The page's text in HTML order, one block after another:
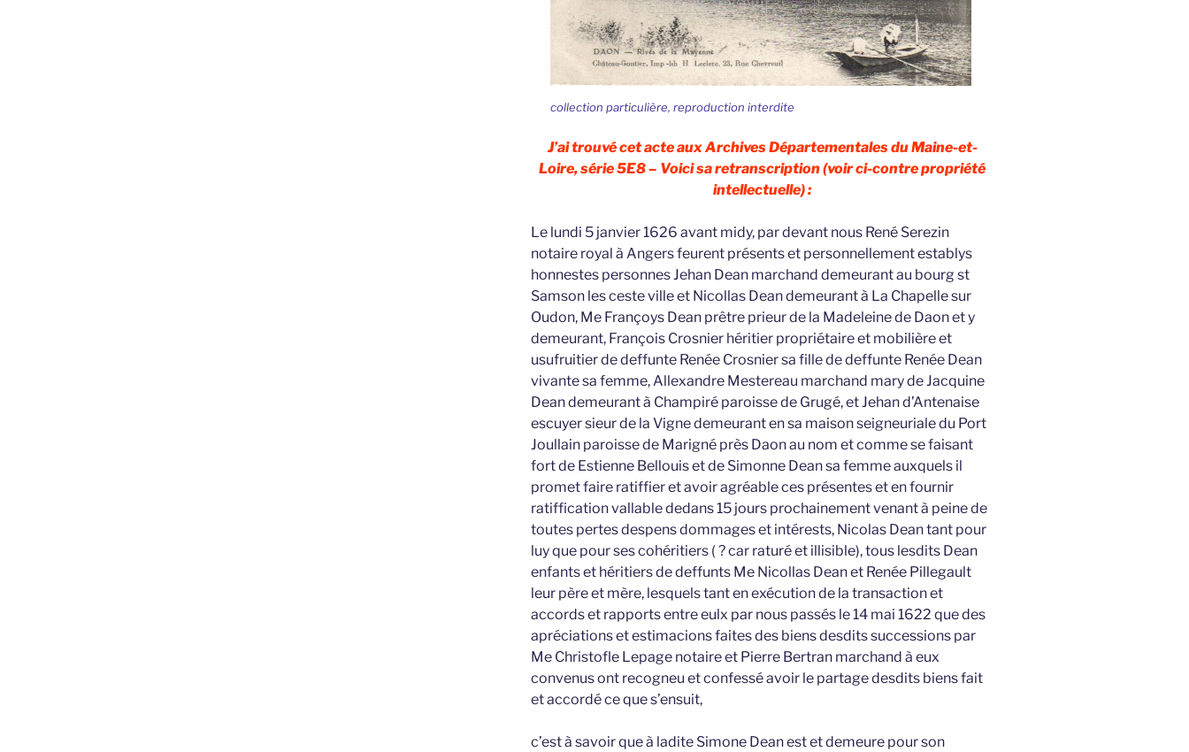
collection particulière, reproduction interdite
J’ai trouvé cet acte aux Archives Départementales du Maine-et-
Loire, série 5E8 – Voici sa retranscription (voir ci-contre propriété
intellectuelle) :
Le lundi 5 janvier 1626 avant midy, par devant nous René Serezin
notaire royal à Angers feurent présents et personnellement establys
honnestes personnes Jehan Dean marchand demeurant au bourg st
Samson les ceste ville et Nicollas Dean demeurant à La Chapelle sur
Oudon, Me Françoys Dean prêtre prieur de la Madeleine de Daon et y
demeurant, François Crosnier héritier propriétaire et mobilière et
usufruitier de deffunte Renée Crosnier sa fille de deffunte Renée Dean
vivante sa femme, Allexandre Mestereau marchand mary de Jacquine
Dean demeurant à Champiré paroisse de Grugé, et Jehan d’Antenaise
escuyer sieur de la Vigne demeurant en sa maison seigneuriale du Port
Joullain paroisse de Marigné près Daon au nom et comme se faisant
fort de Estienne Bellouis et de Simonne Dean sa femme auxquels il
promet faire ratiffier et avoir agréable ces présentes et en fournir
ratiffication vallable dedans 15 jours prochainement venant à peine de
toutes pertes despens dommages et intérests, Nicolas Dean tant pour
luy que pour ses cohéritiers ( ? car raturé et illisible), tous lesdits Dean
enfants et héritiers de deffunts Me Nicollas Dean et Renée Pillegault
leur père et mère, lesquels tant en exécution de la transaction et
accords et rapports entre eulx par nous passés le 14 mai 1622 que des
apréciations et estimacions faites des biens desdits successions par
Me Christofle Lepage notaire et Pierre Bertran marchand à eux
convenus ont recogneu et confessé avoir le partage desdits biens fait
et accordé ce que s’ensuit,
c’est à savoir que à ladite Simone Dean est et demeure pour son